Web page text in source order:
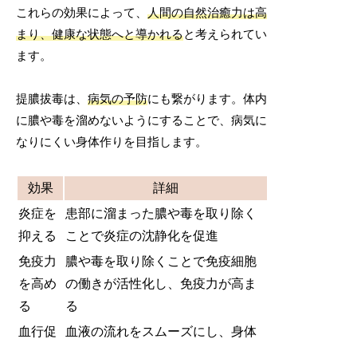
これらの効果によって、人間の自然治癒力は高
まり、健康な状態へと導かれると考えられてい
ます。
提膿拔毒は、病気の予防にも繋がります。体内
に膿や毒を溜めないようにすることで、病気に
なりにくい身体作りを目指します。
効果
詳細
炎症を
抑える
患部に溜まった膿や毒を取り除く
ことで炎症の沈静化を促進
免疫力
を高め
る
膿や毒を取り除くことで免疫細胞
の働きが活性化し、免疫力が高ま
る
血行促
血液の流れをスムーズにし、身体